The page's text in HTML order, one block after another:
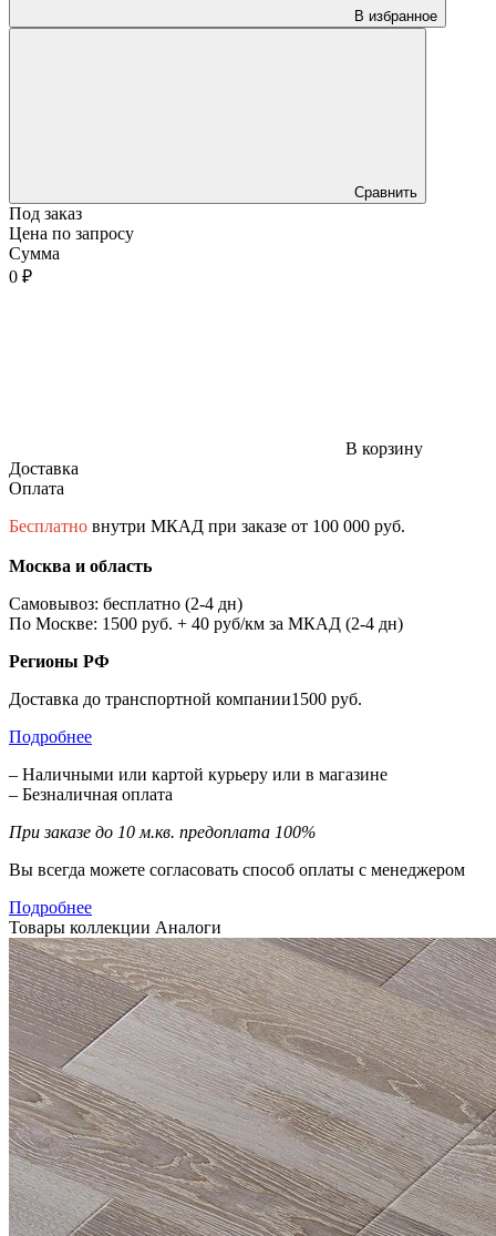
В избранное
Сравнить
Под заказ
Цена по запросу
Сумма
0 ₽
В корзину
Доставка
Оплата
Бесплатно внутри МКАД при заказе от 100 000 руб.
Москва и область
Самовывоз: бесплатно (2-4 дн)
По Москве: 1500 руб. + 40 руб/км за МКАД (2-4 дн)
Регионы РФ
Доставка до транспортной компании1500 руб.
Подробнее
– Наличными или картой курьеру или в магазине
– Безналичная оплата
При заказе до 10 м.кв. предоплата 100%
Вы всегда можете согласовать способ оплаты с менеджером
Подробнее
Товары коллекции Аналоги